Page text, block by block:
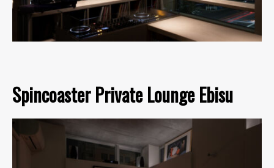
Spincoaster Private Lounge Ebisu